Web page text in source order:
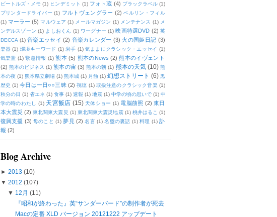
ビートルズ・メモ (1) ヒンデミット (1) フォト蔵 (4) ブラックラベル (1)
プリンタードライバー (1) フルトヴェングラー (2) ベルリン・フィル
(1) マーラー (5) マルウェア (1) メールマガジン (1) メンテナンス (1) メ
ンデルスゾーン (1) よしおくん (1) ワーグナー (1) 映画特選DVD (2) 英
DECCA (1) 音楽エッセイ (2) 音楽カレンダー (3) 火の国姫日記 (3)
楽器 (1) 環境キーワード (1) 岩手 (1) 気ままにクラシック・エッセイ (1)
気楽堂 (1) 緊急情報 (1) 熊本 (5) 熊本のNews (2) 熊本のイヴェント
(2) 熊本のビジネス (1) 熊本の宙 (3) 熊本の朝 (1) 熊本の天気 (10) 熊
本の夜 (1) 熊本県立劇場 (1) 熊本城 (1) 月蝕 (1) 幻想ストリート (6) 黒
歴史 (1) 今日は一日○○三昧 (2) 視聴 (1) 取扱注意のクラシック音楽 (1)
秋分の日 (1) 省エネ (1) 食事 (1) 速報 (1) 地震 (1) 中学の頃の思いで (1) 中
学の時のわたし
(1) 天宮飯店 (15) 天体ショー (1) 電脳萠照 (2) 東日
本大震災 (2) 東北関東大震災 (1) 東北関東大震災地震 (1) 桃井はるこ (1)
復興支援 (3) 母のこと (1) 夢見 (2) 名言 (1) 名盤の裏話 (1) 料理 (1) 訃
報 (2)
Blog Archive
► 2013 (10)
▼ 2012 (107)
▼ 12月 (11)
『昭和が終わった』英“サンダーバード”の制作者が死去
Macの定番 XLD バージョン 20121222 アップデート